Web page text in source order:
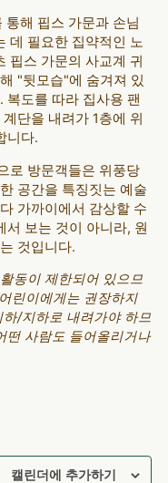
해 핍스 가문과 손님
데 필요한 집약적인 노
핍스 가문의 사교계 귀
"뒷모습"에 숨겨져 있
복도를 따라 집사용 팬
단을 내려가 1층에 위
니다.
로 방문객들은 위풍당
공간을 특징짓는 예술
가까이에서 감상할 수
서 보는 것이 아니라, 원
것입니다.
동이 제한되어 있으므
린이에게는 권장하지
/지하로 내려가야 하므
떤 사람도 들어올리거나
캘린더에 추가하기